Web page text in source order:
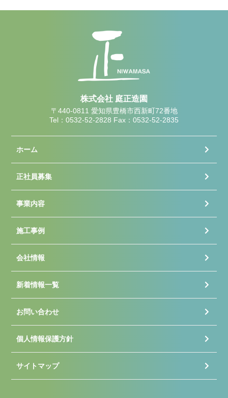
株式会社 庭正造園
〒440-0811 愛知県豊橋市西新町72番地
Tel：0532-52-2828 Fax：0532-52-2835
ホーム
正社員募集
事業内容
施工事例
会社情報
新着情報一覧
お問い合わせ
個人情報保護方針
サイトマップ